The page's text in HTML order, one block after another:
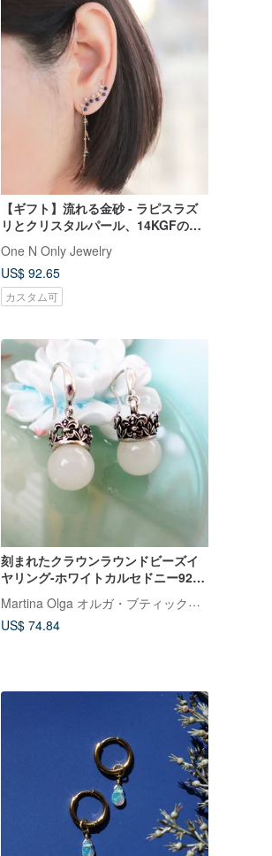
【ギフト】流れる金砂 - ラピスラズ
リとクリスタルパール、14KGFのス
トレスフリーな軽量ピアス・イヤリ
ング（兼用）
One N Only Jewelry
US$ 92.65
カスタム可
刻まれたクラウンラウンドビーズイ
ヤリング-ホワイトカルセドニー925
スターリングシルバー
Martina Olga オルガ・ブティックスタジオ
US$ 74.84